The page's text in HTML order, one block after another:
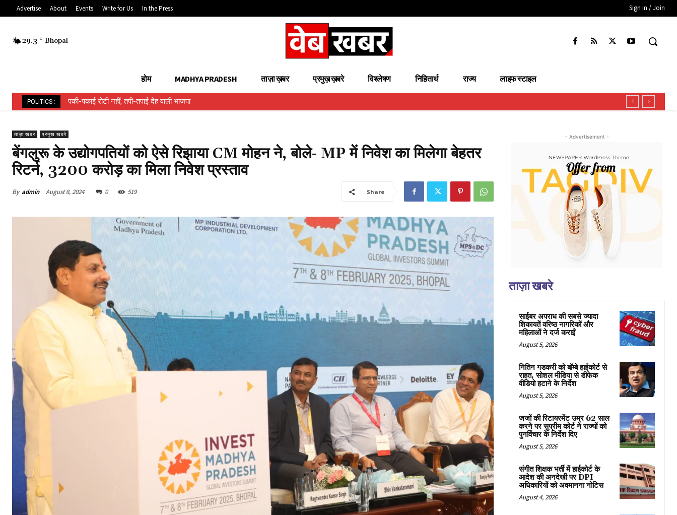
Advertise About Events Write for Us In the Press Sign in / Join
29.3 C Bhopal
होम MADHYA PRADESH ताज़ा ख़बर प्रमुख़ ख़बरे विश्लेषण निहितार्थ राज्य लाइफ स्टाइल
POLITICS : पकी-पकाई रोटी नहीं, तपी-तपाई देह वाली भाजपा
हिन्दू ईवीएम बनाम मुस्लिम ईवीएम…..
ताज़ा ख़बर प्रमुख़ ख़बरे
बेंगलुरू के उद्योगपतियों को ऐसे रिझाया CM मोहन ने, बोले- MP में निवेश का मिलेगा बेहतर
रिटर्न, 3200 करोड़ का मिला निवेश प्रस्ताव
By admin August 8, 2024 0 519 Share
- Advertisement -
ताज़ा खबरे
साईबर अपराध की सबसे ज्यादा
शिकायतें वरिष्ठ नागरिकों और
महिलाओं ने दर्ज कराईं
August 5, 2026
नितिन गडकरी को बॉम्बे हाईकोर्ट से
राहत, सोशल मीडिया से डीफेक
वीडियो हटाने के निर्देश
August 5, 2026
जजों की रिटायरमेंट उम्र 62 साल
करने पर सुप्रीम कोर्ट ने राज्यों को
पुनर्विचार के निर्देश दिए
August 5, 2026
संगीत शिक्षक भर्ती में हाईकोर्ट के
आदेश की अनदेखी पर DPI
अधिकारियों को अवमानना नोटिस
August 4, 2026